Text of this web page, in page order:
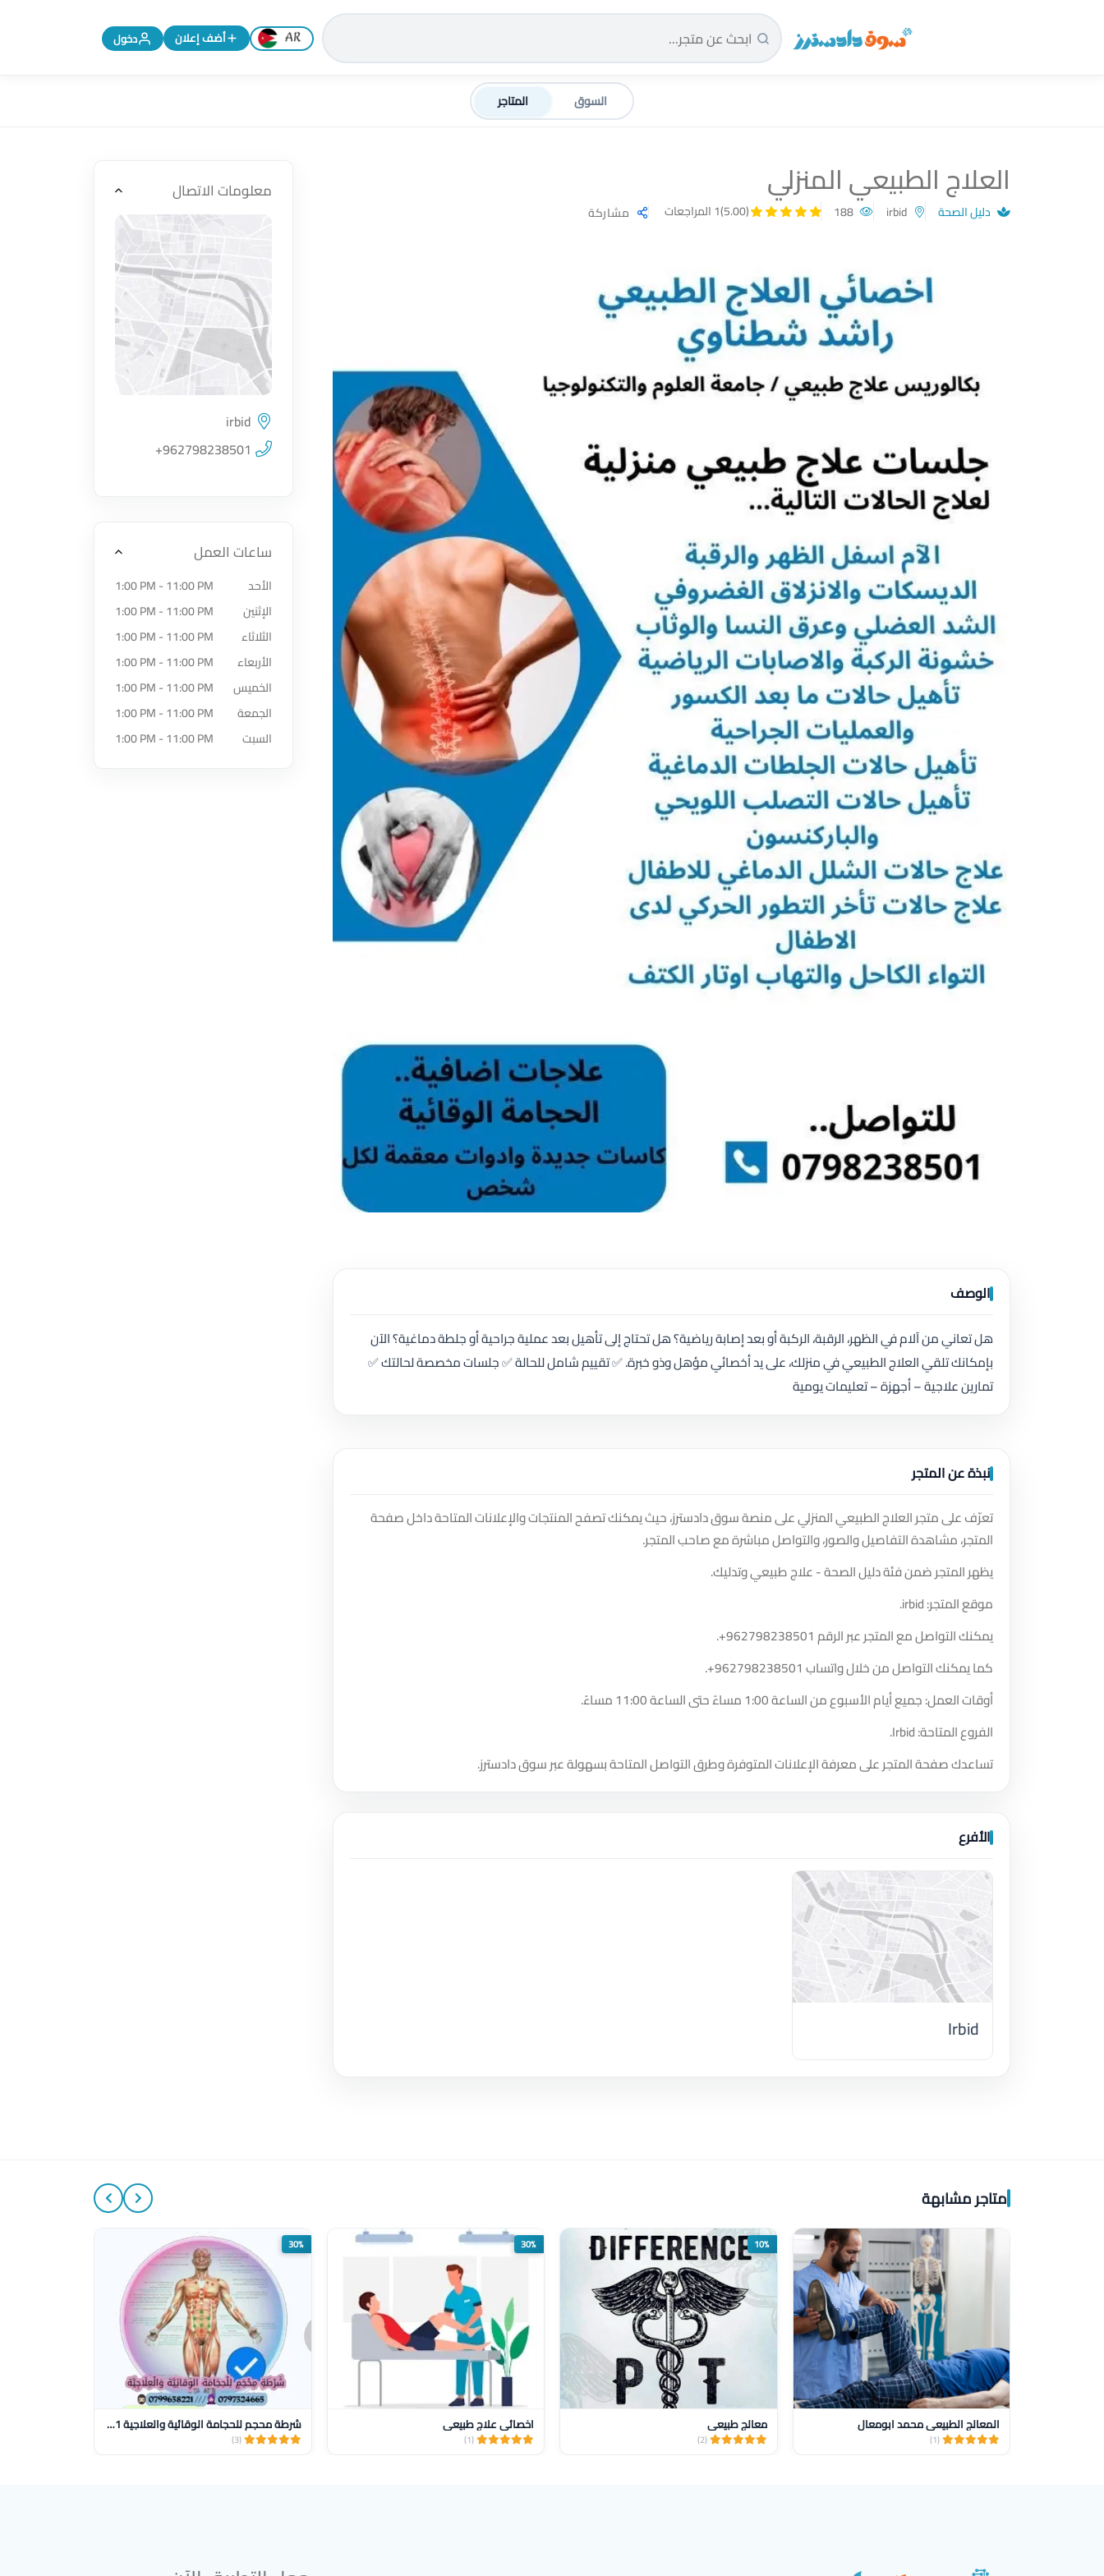
سوق دادسترز الرئيسية تغيير اللغة إلى الإنجليزية
أضف إعلان دخول
السوق المتاجر
العلاج الطبيعي المنزلي
دليل الصحة (5.00) 1 المراجعات مشاركة
الوصف
هل تعاني من آلام في الظهر، الرقبة، الركبة أو بعد إصابة رياضية؟ هل تحتاج إلى تأهيل بعد عملية جراحية أو جلطة دماغية؟ الآن
بإمكانك تلقي العلاج الطبيعي في منزلك، على يد أخصائي مؤهل وذو خبرة. ✅ تقييم شامل للحالة ✅ جلسات مخصصة لحالتك ✅
تمارين علاجية – أجهزة – تعليمات يومية
نبذة عن المتجر
تعرّف على متجر العلاج الطبيعي المنزلي على منصة سوق دادسترز، حيث يمكنك تصفح المنتجات والإعلانات المتاحة داخل صفحة
المتجر، مشاهدة التفاصيل والصور، والتواصل مباشرة مع صاحب المتجر.
يظهر المتجر ضمن فئة دليل الصحة - علاج طبيعي وتدليك.
موقع المتجر: irbid.
يمكنك التواصل مع المتجر عبر الرقم +962798238501
.
كما يمكنك التواصل من خلال واتساب +962798238501
.
أوقات العمل: جميع أيام الأسبوع من الساعة 1:00 مساءً حتى الساعة 11:00 مساءً.
الفروع المتاحة: Irbid.
تساعدك صفحة المتجر على معرفة الإعلانات المتوفرة وطرق التواصل المتاحة بسهولة عبر سوق دادسترز.
الأفرع
Irbid
معلومات الاتصال
اضغط لتحميل الموقع
irbid
+962798238501
ساعات العمل
الأحد
1:00 PM - 11:00 PM
الإثنين
1:00 PM - 11:00 PM
الثلاثاء
1:00 PM - 11:00 PM
الأربعاء
1:00 PM - 11:00 PM
الخميس
1:00 PM - 11:00 PM
الجمعة
1:00 PM - 11:00 PM
السبت
1:00 PM - 11:00 PM
متاجر مشابهة
المعالج الطبيعي محمد ابومعال
(1)
10%
معالج طبيعي
(2)
30%
اخصائي علاج طبيعي
(1)
30%
شرطة محجم للحجامة الوقائية والعلاجية 0799638221
(3)